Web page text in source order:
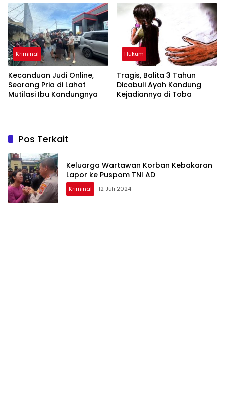
Kriminal
Kecanduan Judi Online,
Seorang Pria di Lahat
Mutilasi Ibu Kandungnya
Hukum
Tragis, Balita 3 Tahun
Dicabuli Ayah Kandung
Kejadiannya di Toba
Pos Terkait
Keluarga Wartawan Korban Kebakaran
Lapor ke Puspom TNI AD
Kriminal 12 Juli 2024